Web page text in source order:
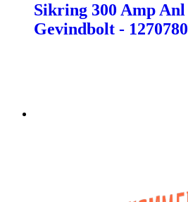
Sikring 300 Amp
Gevindbolt - 1270780